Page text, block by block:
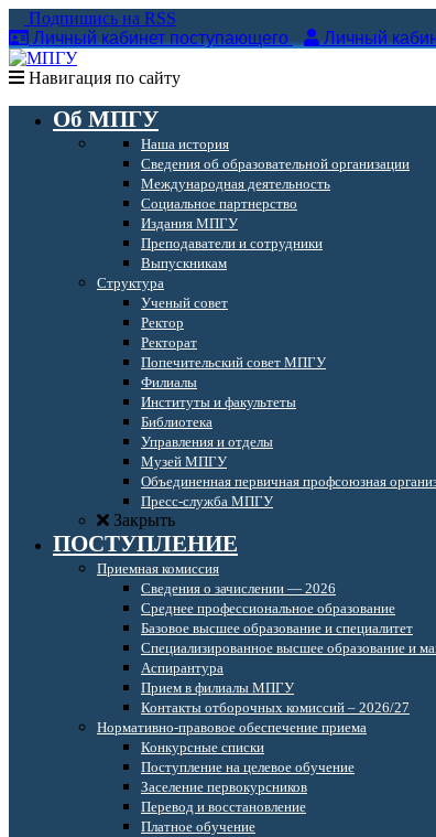
Подпишись на RSS
Личный кабинет поступающего
Личный
Навигация по сайту
Об МПГУ
Наша история
Сведения об образовательной организации
Международная деятельность
Социальное партнерство
Издания МПГУ
Преподаватели и сотрудники
Выпускникам
Структура
Ученый совет
Ректор
Ректорат
Попечительский совет МПГУ
Филиалы
Институты и факультеты
Библиотека
Управления и отделы
Музей МПГУ
Объединенная первичная профсоюзная
Пресс-служба МПГУ
Закрыть
ПОСТУПЛЕНИЕ
Приемная комиссия
Сведения о зачислении — 2026
Среднее профессиональное образование
Базовое высшее образование и специалитет
Специализированное высшее образование и
Аспирантура
Прием в филиалы МПГУ
Контакты отборочных комиссий – 2026/27
Нормативно-правовое обеспечение приема
Конкурсные списки
Поступление на целевое обучение
Заселение первокурсников
Перевод и восстановление
Платное обучение